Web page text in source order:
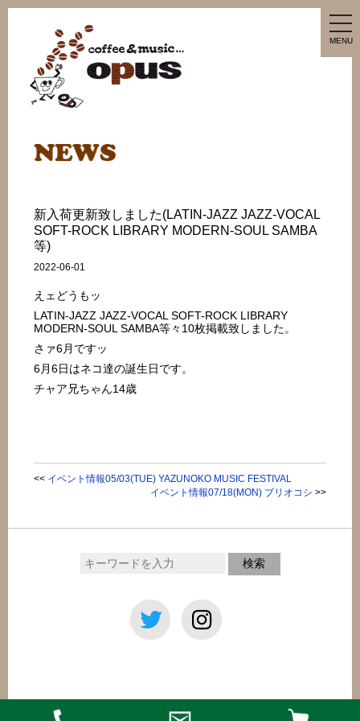
MENU
新入荷更新致しました(LATIN-JAZZ JAZZ-VOCAL
SOFT-ROCK LIBRARY MODERN-SOUL SAMBA
等)
2022-06-01
えェどうもッ
LATIN-JAZZ JAZZ-VOCAL SOFT-ROCK LIBRARY
MODERN-SOUL SAMBA等々10枚掲載致しました。
さァ6月ですッ
6月6日はネコ達の誕生日です。
チャア兄ちゃん14歳
<< イベント情報05/03(TUE) YAZUNOKO MUSIC FESTIVAL
イベント情報07/18(MON) ブリオコシ >>